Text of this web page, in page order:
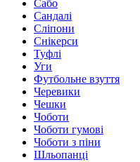
Сабо
Сандалі
Сліпони
Снікерси
Туфлі
Уги
Футбольне взуття
Черевики
Чешки
Чоботи
Чоботи гумові
Чоботи з піни
Шльопанці